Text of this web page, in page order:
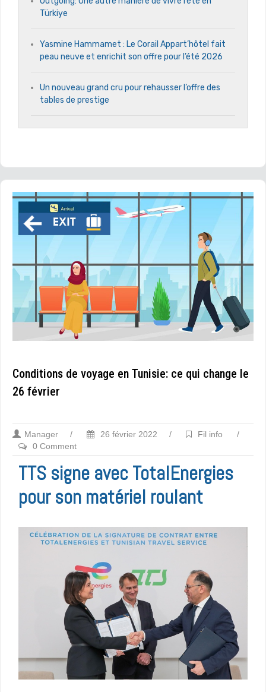
Türkiye
Yasmine Hammamet : Le Corail Appart’hôtel fait
peau neuve et enrichit son offre pour l’été 2026
Un nouveau grand cru pour rehausser l’offre des
tables de prestige
Conditions de voyage en Tunisie: ce qui change le
26 février
Manager / 26 février 2022 / Fil info
/
0 Comment
TTS signe avec TotalEnergies
pour son matériel roulant